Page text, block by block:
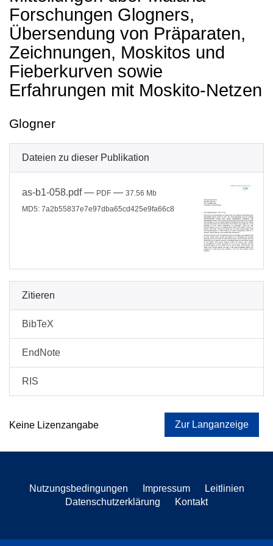
Forschungen Glogners,
Übersendung von Präparaten,
Zeichnungen, Moskitos und
Fieberkurven sowie
Erfahrungen mit Moskito-Netzen
Glogner
Dateien zu dieser Publikation
as-b1-058.pdf— PDF — 37.56 Mb
MD5: 7a2b55837e7e97dba65cd425e9fa66c8
Zitieren
BibTeX
EndNote
RIS
Keine Lizenzangabe Zur Langanzeige
Nutzungsbedingungen Impressum
Leitlinien
Datenschutzerklärung
Kontakt